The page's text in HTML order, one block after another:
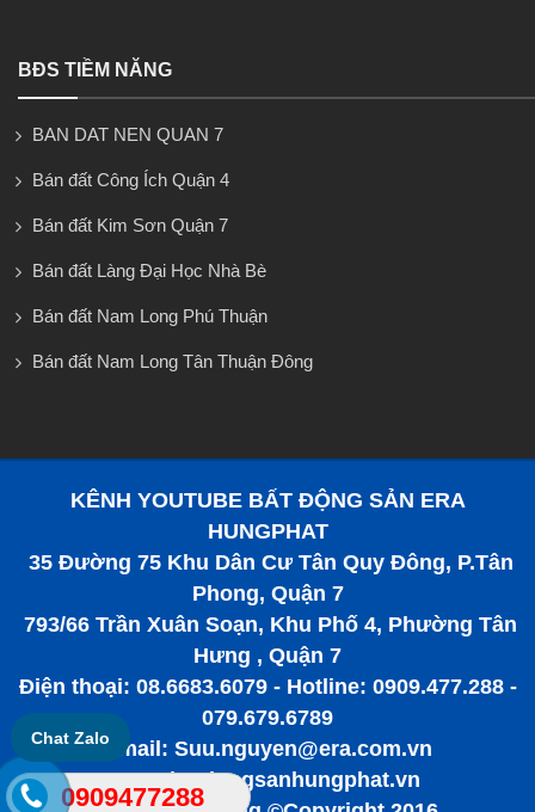
BĐS TIỀM NĂNG
BAN DAT NEN QUAN 7
Bán đất Công Ích Quận 4
Bán đất Kim Sơn Quận 7
Bán đất Làng Đại Học Nhà Bè
Bán đất Nam Long Phú Thuận
Bán đất Nam Long Tân Thuận Đông
KÊNH YOUTUBE BẤT ĐỘNG SẢN ERA
HUNGPHAT
35 Đường 75 Khu Dân Cư Tân Quy Đông, P.Tân
Phong, Quận 7
793/66 Trần Xuân Soạn, Khu Phố 4, Phường Tân
Hưng , Quận 7
Điện thoại: 08.6683.6079 - Hotline: 0909.477.288 -
079.679.6789
Email: Suu.nguyen@era.com.vn
www.batdongsanhungphat.vn
Chat Zalo
0909477288